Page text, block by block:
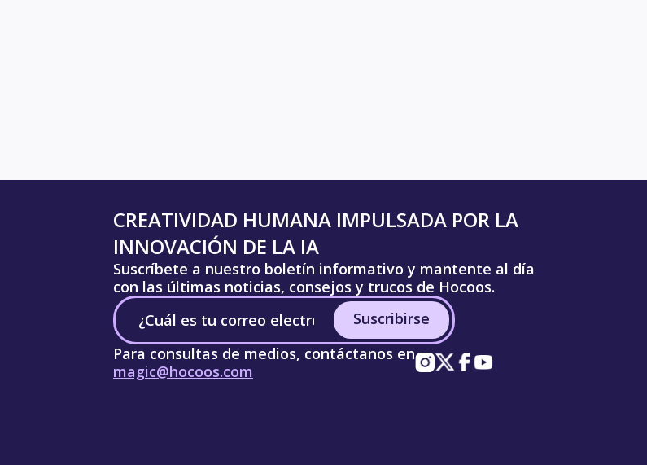
CREATIVIDAD HUMANA IMPULSADA POR LA
INNOVACIÓN DE LA IA
Suscríbete a nuestro boletín informativo y mantente al día
con las últimas noticias, consejos y trucos de Hocoos.
Suscribirse
Para consultas de medios, contáctanos en
magic@hocoos.com